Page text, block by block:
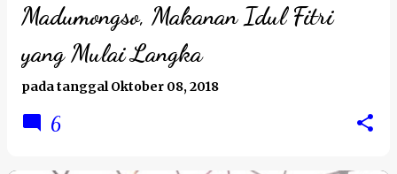
Madumongso, Makanan Idul Fitri
yang Mulai Langka
pada tanggalOktober 08, 2018
6